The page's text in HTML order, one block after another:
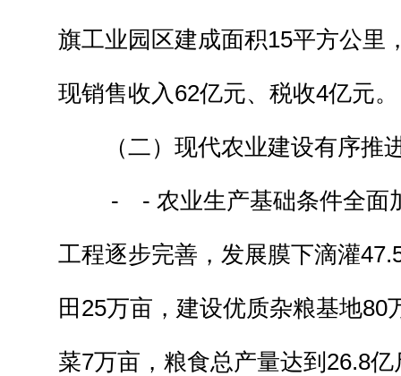
旗工业园区建成面积15平方公里
现销售收入62亿元、税收4亿元。
（二）现代农业建设有序推
- - 农业生产基础条件全面加
工程逐步完善，发展膜下滴灌
田25万亩，建设优质杂粮基地80
菜7万亩，粮食总产量达到26.8